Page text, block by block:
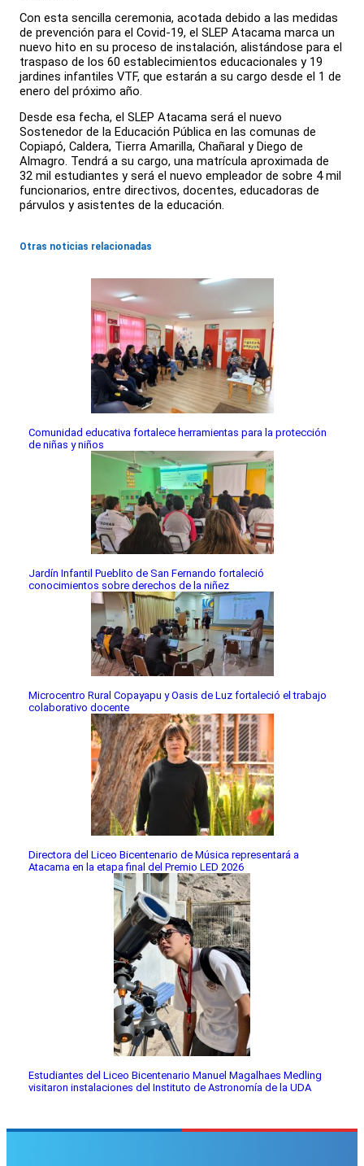
Con esta sencilla ceremonia, acotada debido a las medidas
de prevención para el Covid-19, el SLEP Atacama marca un
nuevo hito en su proceso de instalación, alistándose para el
traspaso de los 60 establecimientos educacionales y 19
jardines infantiles VTF, que estarán a su cargo desde el 1 de
enero del próximo año.
Desde esa fecha, el SLEP Atacama será el nuevo
Sostenedor de la Educación Pública en las comunas de
Copiapó, Caldera, Tierra Amarilla, Chañaral y Diego de
Almagro. Tendrá a su cargo, una matrícula aproximada de
32 mil estudiantes y será el nuevo empleador de sobre 4 mil
funcionarios, entre directivos, docentes, educadoras de
párvulos y asistentes de la educación.
Otras noticias relacionadas
Comunidad educativa fortalece herramientas para la protección
de niñas y niños
Jardín Infantil Pueblito de San Fernando fortaleció
conocimientos sobre derechos de la niñez
Microcentro Rural Copayapu y Oasis de Luz fortaleció el trabajo
colaborativo docente
Directora del Liceo Bicentenario de Música representará a
Atacama en la etapa final del Premio LED 2026
Estudiantes del Liceo Bicentenario Manuel Magalhaes Medling
visitaron instalaciones del Instituto de Astronomía de la UDA